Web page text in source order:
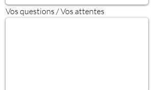
Vos questions / Vos attentes